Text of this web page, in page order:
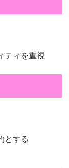
ティを重視
とする